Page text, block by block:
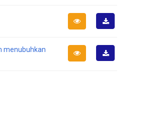
menubuhkan